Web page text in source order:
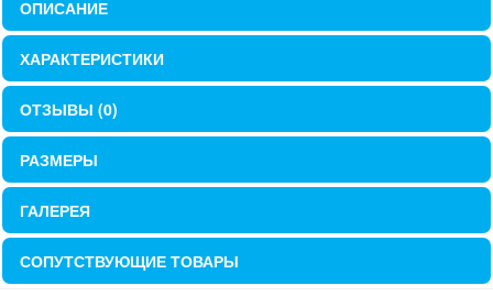
ОПИСАНИЕ
ХАРАКТЕРИСТИКИ
ОТЗЫВЫ (0)
РАЗМЕРЫ
ГАЛЕРЕЯ
СОПУТСТВУЮЩИЕ ТОВАРЫ